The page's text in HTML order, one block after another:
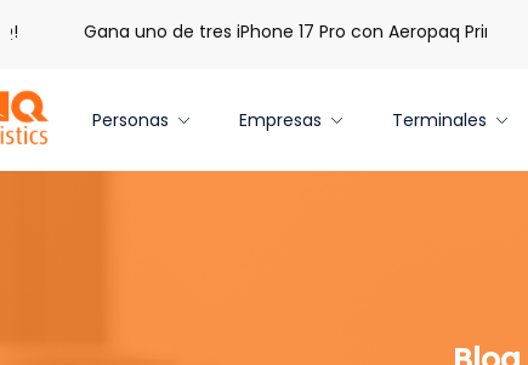
Gana uno de tres iPhone 17 Pro con Aeropaq Prime
Personas Empresas Terminales